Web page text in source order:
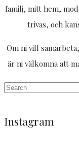
familj, mitt hem,
trivas, och
Om ni vill
är ni välkomna att
Instagram